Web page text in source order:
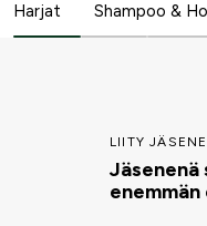
Harjat Shampoo &
LIITY
Jäsenenä
enemmän